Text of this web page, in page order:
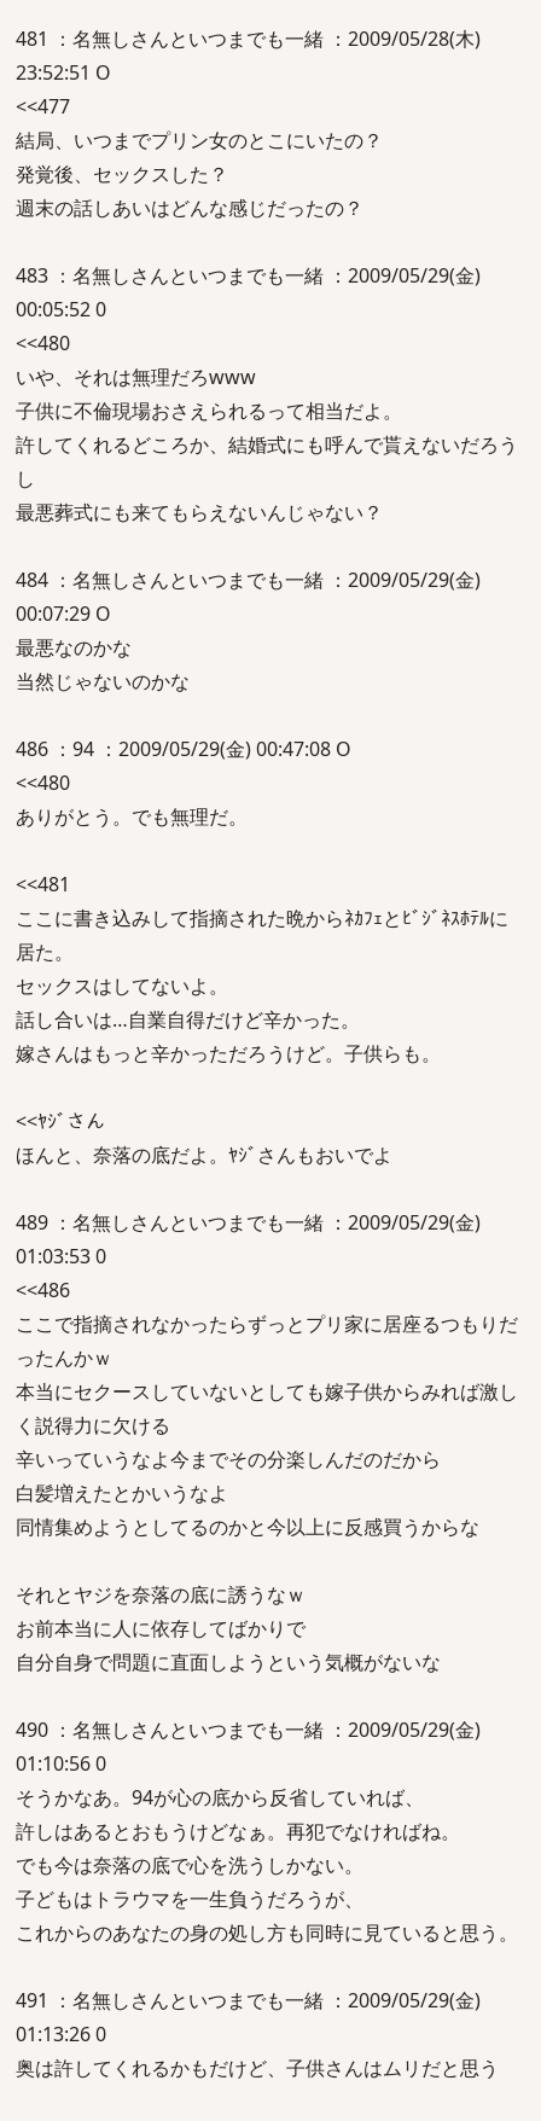
481 ：名無しさんといつまでも一緒 ：2009/05/28(木)
23:52:51 O
<<477
結局、いつまでプリン女のとこにいたの？
発覚後、セックスした？
週末の話しあいはどんな感じだったの？
483 ：名無しさんといつまでも一緒 ：2009/05/29(金)
00:05:52 0
<<480
いや、それは無理だろwww
子供に不倫現場おさえられるって相当だよ。
許してくれるどころか、結婚式にも呼んで貰えないだろう
し
最悪葬式にも来てもらえないんじゃない？
484 ：名無しさんといつまでも一緒 ：2009/05/29(金)
00:07:29 O
最悪なのかな
当然じゃないのかな
486 ：94 ：2009/05/29(金) 00:47:08 O
<<480
ありがとう。でも無理だ。
<<481
ここに書き込みして指摘された晩からﾈｶﾌｪとﾋﾞｼﾞﾈｽﾎﾃﾙに
居た。
セックスはしてないよ。
話し合いは…自業自得だけど辛かった。
嫁さんはもっと辛かっただろうけど。子供らも。
<<ﾔｼﾞさん
ほんと、奈落の底だよ。ﾔｼﾞさんもおいでよ
489 ：名無しさんといつまでも一緒 ：2009/05/29(金)
01:03:53 0
<<486
ここで指摘されなかったらずっとプリ家に居座るつもりだ
ったんかｗ
本当にセクースしていないとしても嫁子供からみれば激し
く説得力に欠ける
辛いっていうなよ今までその分楽しんだのだから
白髪増えたとかいうなよ
同情集めようとしてるのかと今以上に反感買うからな
それとヤジを奈落の底に誘うなｗ
お前本当に人に依存してばかりで
自分自身で問題に直面しようという気概がないな
490 ：名無しさんといつまでも一緒 ：2009/05/29(金)
01:10:56 0
そうかなあ。94が心の底から反省していれば、
許しはあるとおもうけどなぁ。再犯でなければね。
でも今は奈落の底で心を洗うしかない。
子どもはトラウマを一生負うだろうが、
これからのあなたの身の処し方も同時に見ていると思う。
491 ：名無しさんといつまでも一緒 ：2009/05/29(金)
01:13:26 0
奥は許してくれるかもだけど、子供さんはムリだと思う